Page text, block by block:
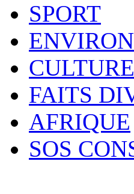
SPORT
CULTURE
FAITS
AFRIQUE
SOS